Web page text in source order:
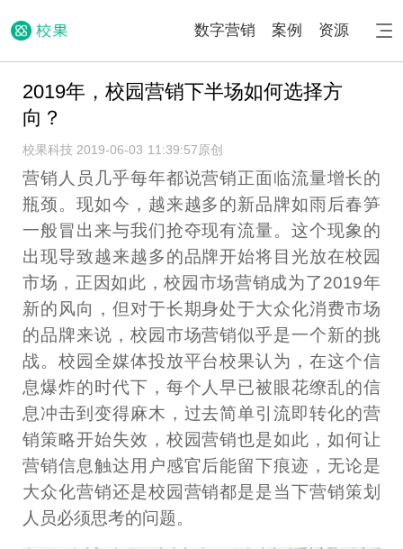
数字营销 案例 资源
2019年，校园营销下半场如何选择方
向？
校果科技 2019-06-03 11:39:57原创
营销人员几乎每年都说营销正面临流量增长的
瓶颈。现如今，越来越多的新品牌如雨后春笋
一般冒出来与我们抢夺现有流量。这个现象的
出现导致越来越多的品牌开始将目光放在校园
市场，正因如此，校园市场营销成为了2019年
新的风向，但对于长期身处于大众化消费市场
的品牌来说，校园市场营销似乎是一个新的挑
战。校园全媒体投放平台校果认为，在这个信
息爆炸的时代下，每个人早已被眼花缭乱的信
息冲击到变得麻木，过去简单引流即转化的营
销策略开始失效，校园营销也是如此，如何让
营销信息触达用户感官后能留下痕迹，无论是
大众化营销还是校园营销都是是当下营销策划
人员必须思考的问题。